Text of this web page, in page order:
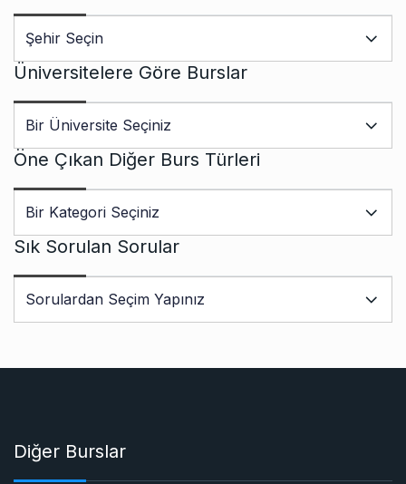
Üniversitelere Göre Burslar
Öne Çıkan Diğer Burs Türleri
Sık Sorulan Sorular
Diğer Burslar